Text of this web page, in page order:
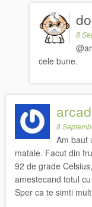
8
cele bune.
8
Am baut
matale. Facut din
92 de grade
amestecand totul
Sper ca te simti